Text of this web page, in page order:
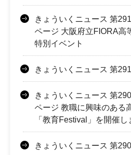
きょういくニュース 第
ページ 大阪府立FIORA高
特別イベント
きょういくニュース 第
きょういくニュース 第
ページ 教職に興味のある
「教育Festival」を開催し
きょういくニュース 第